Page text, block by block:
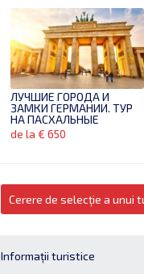
ЛУЧШИЕ ГОРОДА И
ЗАМКИ ГЕРМАНИИ. ТУР
НА ПАСХАЛЬНЫЕ
КАНИКУЛЫ
de la € 650
Cerere de selecție a unui
Informații turistice